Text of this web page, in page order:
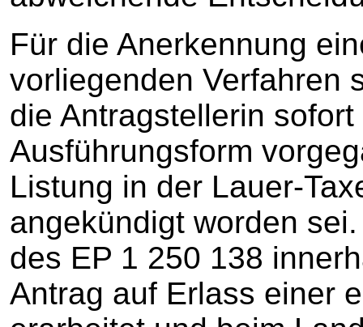
Für die Anerkennung
vorliegenden Verfahren
die Antragstellerin
Ausführungsform
Listung in der Lauer-
angekündigt worden
des EP 1 250 138
Antrag auf Erlass einer